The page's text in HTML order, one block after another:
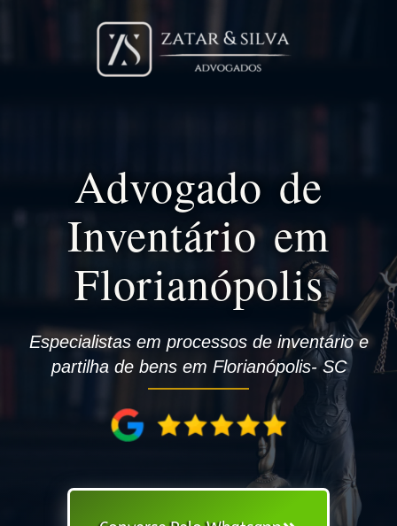
Advogado de
Inventário em
Florianópolis
Especialistas em processos de inventário e
partilha de bens em Florianópolis- SC